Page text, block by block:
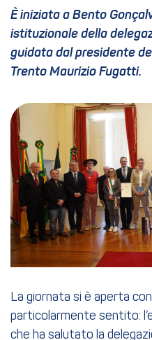
È iniziata a Bento
istituzionale della
guidata dal presidente
Trento Maurizio Fugatti.
La giornata si è aperta
particolarmente sentito:
che ha salutato la